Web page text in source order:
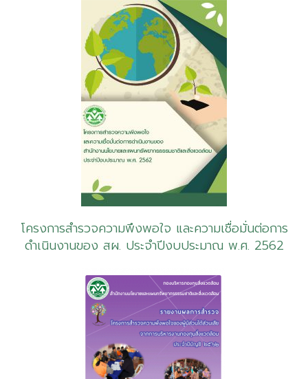
โครงการสำรวจความพึงพอใจ และความเชื่อมั่นต่อการ
ดำเนินงานของ สผ. ประจำปีงบประมาณ พ.ศ. 2562